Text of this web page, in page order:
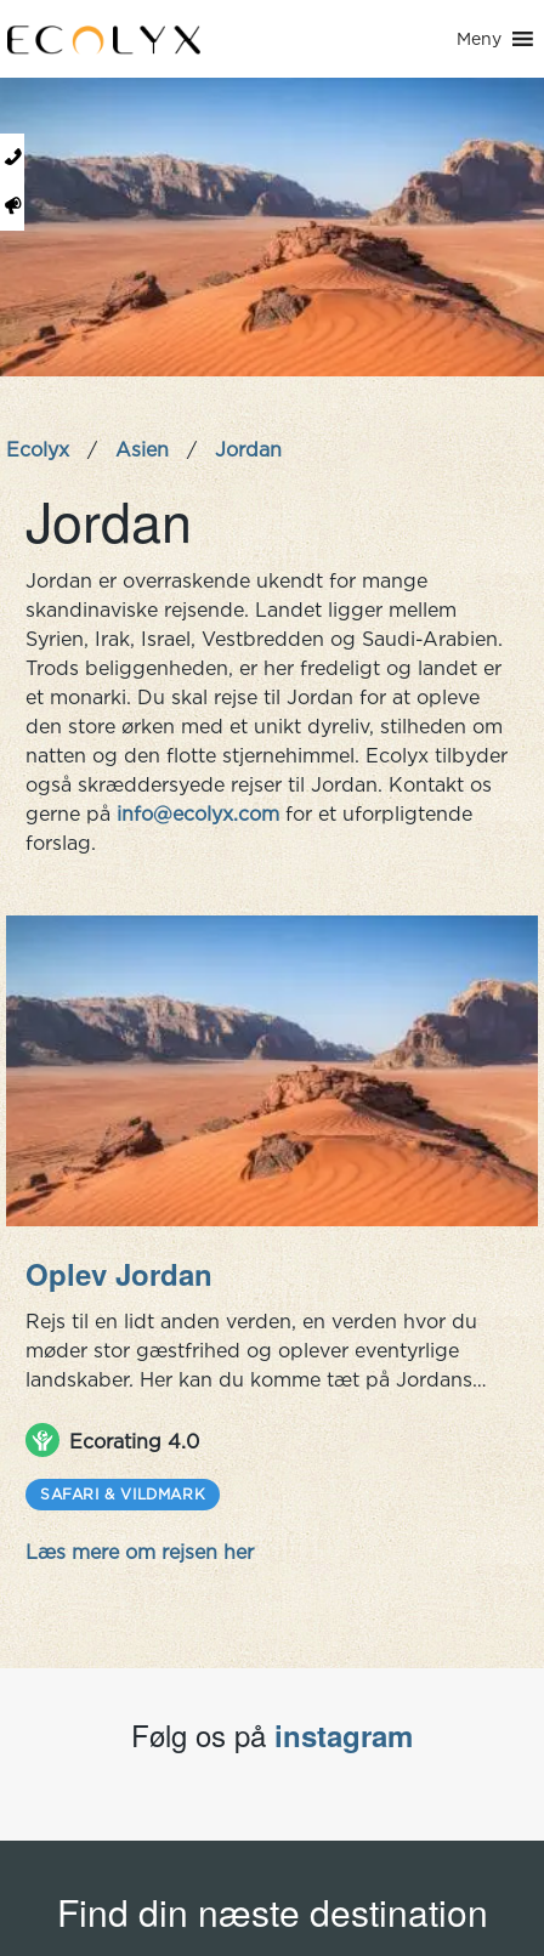
Meny
Ecolyx / Asien / Jordan
Jordan
Jordan er overraskende ukendt for mange
skandinaviske rejsende. Landet ligger mellem
Syrien, Irak, Israel, Vestbredden og Saudi-Arabien.
Trods beliggenheden, er her fredeligt og landet er
et monarki. Du skal rejse til Jordan for at opleve
den store ørken med et unikt dyreliv, stilheden om
natten og den flotte stjernehimmel. Ecolyx tilbyder
også skræddersyede rejser til Jordan. Kontakt os
gerne på info@ecolyx.com for et uforpligtende
forslag.
Oplev Jordan
Rejs til en lidt anden verden, en verden hvor du
møder stor gæstfrihed og oplever eventyrlige
landskaber. Her kan du komme tæt på Jordans
vilde natur, du kan tage på fantastiske vandre-
eller cykleture ved Feynan og her finder du
måske en af vores største mangelvarer - fred og
ro. Sluk mobilen, lad den bærbare blive i
rejsetasken. Kom ud i naturen, se de flotteste
solnedgange over bjergene. Tag...
Ecorating 4.0
SAFARI & VILDMARK
Læs mere om rejsen her
Følg os på instagram
Find din næste destination